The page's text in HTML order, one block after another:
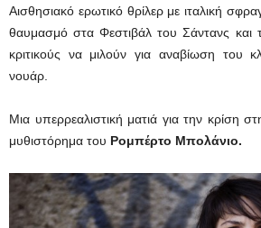
Αισθησιακό ερωτικό θρίλερ με ιταλική
θαυμασμό στα Φεστιβάλ του Σάντανς και
κριτικούς να μιλούν για αναβίωση του
νουάρ.
Μια υπερρεαλιστική ματιά για την κρίση
μυθιστόρημα του Ρομπέρτο Μπολάνιο.